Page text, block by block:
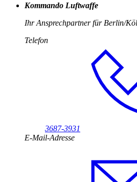
Kommando Luftwaffe
Ihr Ansprechpartner für Berlin/
Telefon
3687-3931
E-Mail-Adresse